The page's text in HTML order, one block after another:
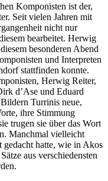
Komponisten ist der,
Seit vielen Jahren mit
nicht nur
bearbeitet. Herwig
besonderen Abend
und Interpreten
stattfinden konnte.
Herwig Reiter,
d’Ase und Eduard
Turrinis neue,
ihre Stimmung
trugen sie über das Wort
Manchmal vielleicht
gedacht hatte, wie in Akos
aus verschiedensten